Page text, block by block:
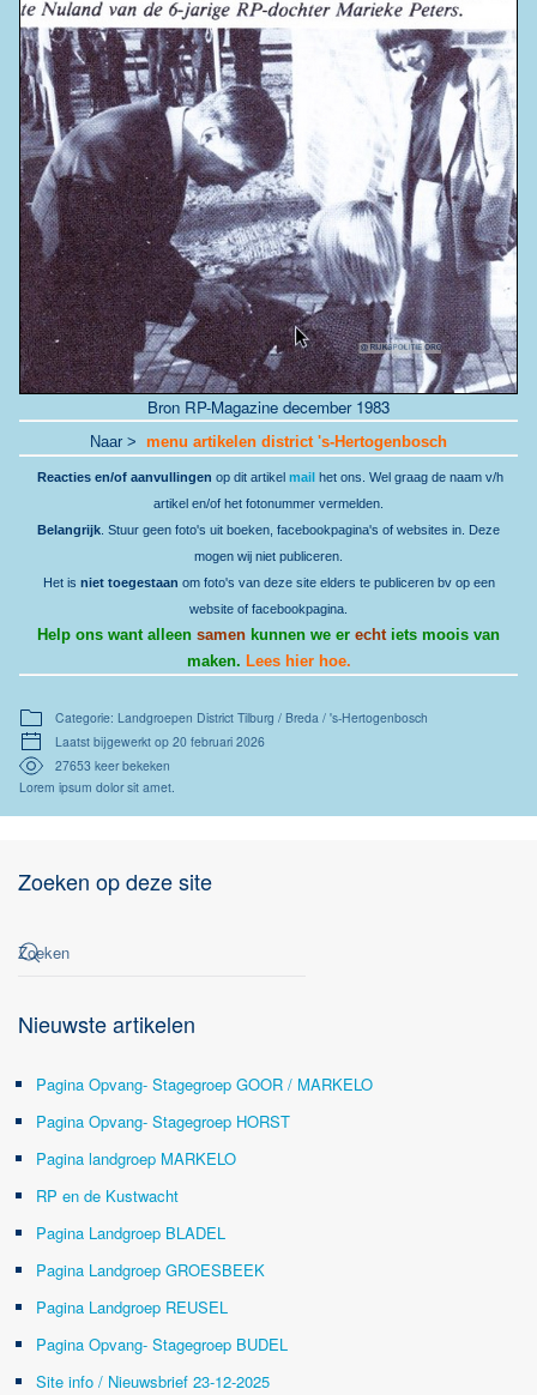
Bron RP-Magazine december 1983
Naar > menu artikelen district 's-Hertogenbosch
Reacties en/of aanvullingen op dit artikel mail het ons. Wel graag de naam v/h
artikel en/of het fotonummer vermelden.
Belangrijk . Stuur geen foto's uit boeken, facebookpagina's of websites in. Deze
mogen wij niet publiceren.
Het is niet toegestaan om foto's van deze site elders te publiceren bv op een
website of facebookpagina.
Help ons want alleen samen kunnen we er echtiets moois van
maken. Lees hier hoe.
Categorie: Landgroepen District Tilburg / Breda / 's-Hertogenbosch
Laatst bijgewerkt op 20 februari 2026
27653 keer bekeken
Lorem ipsum dolor sit amet.
Zoeken op deze site
Nieuwste artikelen
Pagina Opvang- Stagegroep GOOR / MARKELO
Pagina Opvang- Stagegroep HORST
Pagina landgroep MARKELO
RP en de Kustwacht
Pagina Landgroep BLADEL
Pagina Landgroep GROESBEEK
Pagina Landgroep REUSEL
Pagina Opvang- Stagegroep BUDEL
Site info / Nieuwsbrief 23-12-2025